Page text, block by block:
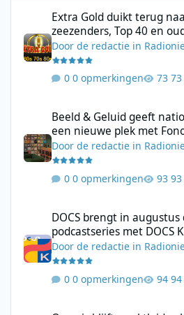
Extra Gold duikt terug
zeezenders, Top 40 en
Doorde redactie in
0 opmerkingen
Beeld & Geluid geeft
een nieuwe plek met
Doorde redactie in
0 opmerkingen
DOCS brengt in
podcastseries met DOCS
Doorde redactie in
0 opmerkingen